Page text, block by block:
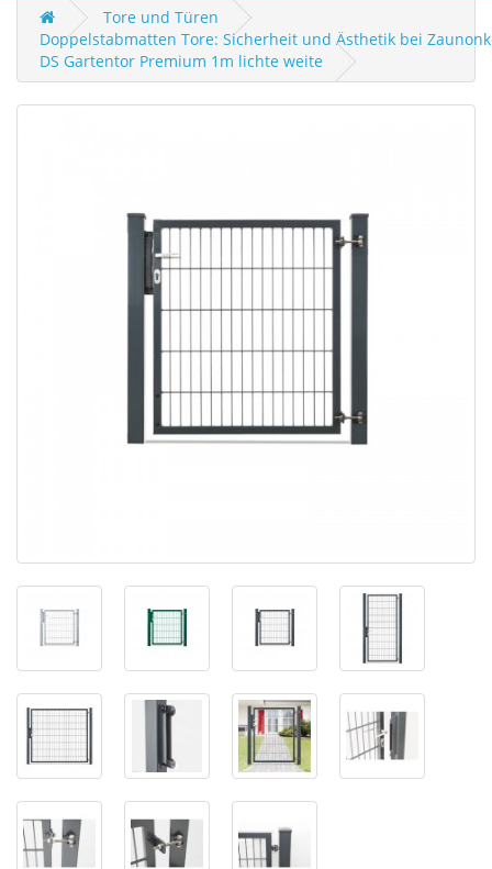
Tore und Türen
Doppelstabmatten Tore: Sicherheit und Ästhetik bei
DS Gartentor Premium 1m lichte weite